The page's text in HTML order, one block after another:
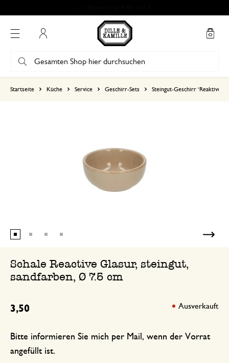
Startseite Küche Service Geschirr-Sets Steingut-Geschirr ‘Reaktive
Schale Reactive Glasur, steingut,
sandfarben, Ø 7.5 cm
3,50
Bitte informieren Sie mich per Mail, wenn der Vorrat
angefüllt ist.
Ausverkauft